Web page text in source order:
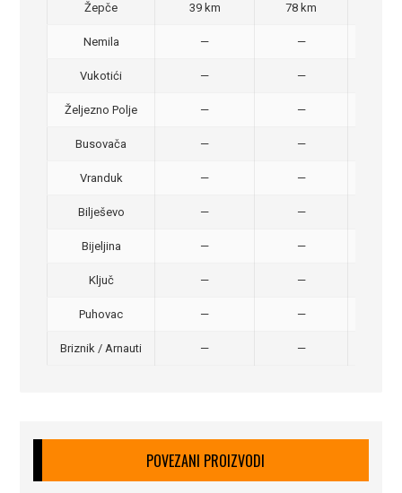
Žepče 39 km 78 km
Nemila — —
Vukotići — —
Željezno Polje — —
Busovača — —
Vranduk — —
Bilješevo — —
Bijeljina — —
Ključ — —
Puhovac — —
Briznik / Arnauti — —
POVEZANI PROIZVODI